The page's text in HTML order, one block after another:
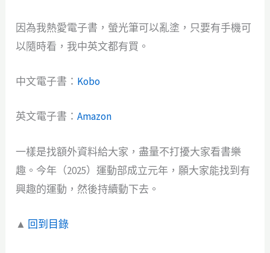
因為我熱愛電子書，螢光筆可以亂塗，只要有手機可
以隨時看，我中英文都有買。
中文電子書： Kobo
英文電子書：Amazon
一樣是找額外資料給大家，盡量不打擾大家看書樂
趣。今年（2025）運動部成立元年，願大家能找到有
興趣的運動，然後持續動下去。
▲ 回到目錄